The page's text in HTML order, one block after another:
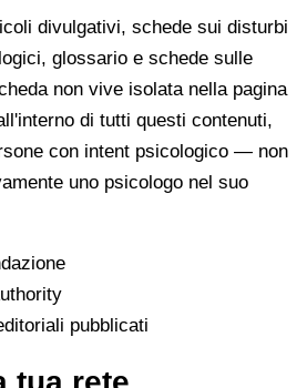
divulgativi, schede sui disturbi
glossario e schede sulle
non vive isolata nella pagina
di tutti questi contenuti,
con intent psicologico — non
uno psicologo nel suo
pubblicati